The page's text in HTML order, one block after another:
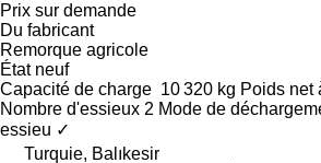
Prix sur demande
Du fabricant
Remorque agricole
Étatneuf
Capacité de charge 10 320 kg Poids net
Nombre d'essieux 2 Mode de
essieu ✓
Turquie, Balıkesir